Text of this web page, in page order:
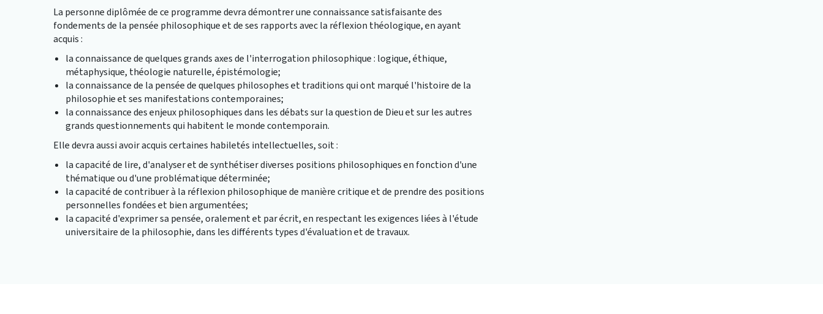
La personne diplômée de ce programme devra démontrer une connaissance satisfaisante des
fondements de la pensée philosophique et de ses rapports avec la réflexion théologique, en ayant
acquis :
la connaissance de quelques grands axes de l'interrogation philosophique : logique, éthique,
métaphysique, théologie naturelle, épistémologie;
la connaissance de la pensée de quelques philosophes et traditions qui ont marqué l'histoire de la
philosophie et ses manifestations contemporaines;
la connaissance des enjeux philosophiques dans les débats sur la question de Dieu et sur les autres
grands questionnements qui habitent le monde contemporain.
Elle devra aussi avoir acquis certaines habiletés intellectuelles, soit :
la capacité de lire, d'analyser et de synthétiser diverses positions philosophiques en fonction d'une
thématique ou d'une problématique déterminée;
la capacité de contribuer à la réflexion philosophique de manière critique et de prendre des positions
personnelles fondées et bien argumentées;
la capacité d'exprimer sa pensée, oralement et par écrit, en respectant les exigences liées à l'étude
universitaire de la philosophie, dans les différents types d'évaluation et de travaux.